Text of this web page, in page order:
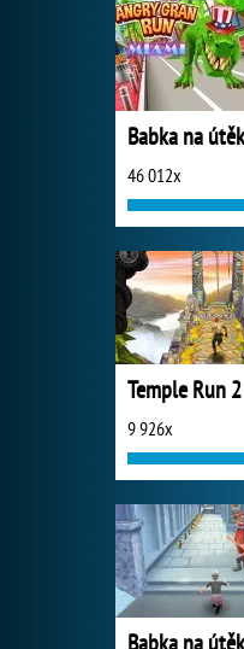
46 012x
Temple Run 2
9 926x